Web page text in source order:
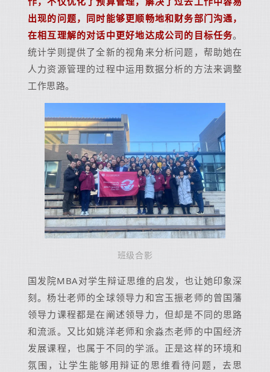
出现的问题，同时能够更顺畅地和财务部门沟通，
在相互理解的对话中更好地达成公司的目标任务。
统计学则提供了全新的视角来分析问题，帮助她在
人力资源管理的过程中运用数据分析的方法来调整
工作思路。
班级合影
国发院MBA对学生辩证思维的启发，也让她印象深
刻。杨壮老师的全球领导力和宫玉振老师的曾国藩
领导力课程都是在阐述领导力，但却是不同的思路
和流派。又比如姚洋老师和余淼杰老师的中国经济
发展课程，也属于不同的学派。正是这样的环境和
氛围，让学生能够用辩证的思维看待问题，去思